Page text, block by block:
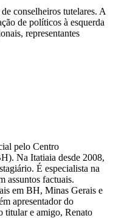
conselheiros tutelares. A
de políticos à esquerda
representantes
pelo Centro
Na Itatiaia desde 2008,
É especialista na
assuntos factuais.
em BH, Minas Gerais e
apresentador do
titular e amigo, Renato